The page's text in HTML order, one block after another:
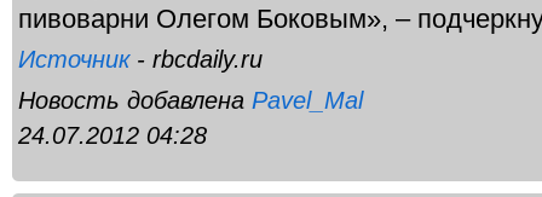
пивоварни Олегом Боковым», –
Источник- rbcdaily.ru
Новость добавлена Pavel_Mal
24.07.2012 04:28